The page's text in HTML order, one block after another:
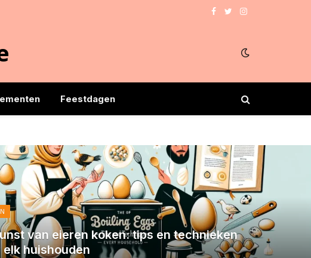
Facebook
TwitterInstagram
Feestdagen
van eieren koken: tips en technieken
huishouden